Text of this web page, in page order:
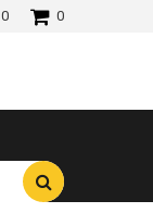
0
0